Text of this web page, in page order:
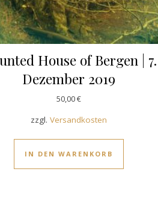
House of Bergen | 7.
Dezember 2019
50,00€
zzgl.Versandkosten
IN DEN WARENKORB